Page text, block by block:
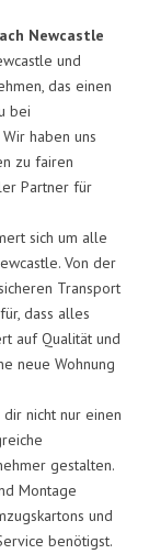
Newcastle
und
das einen
bei
haben uns
zu fairen
Partner für
sich um alle
Von der
Transport
dass alles
auf Qualität und
neue Wohnung
nicht nur einen
gestalten.
Montage
und
benötigst.